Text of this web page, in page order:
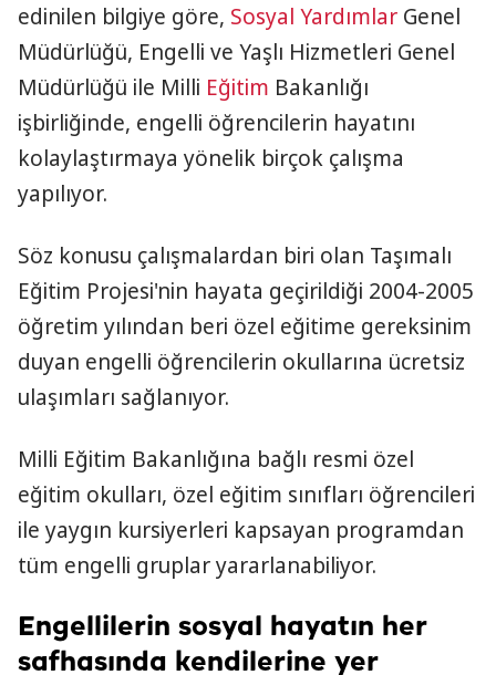
edinilen bilgiye göre, Sosyal Yardımlar Genel
Müdürlüğü, Engelli ve Yaşlı Hizmetleri Genel
Müdürlüğü ile Milli Eğitim Bakanlığı
işbirliğinde, engelli öğrencilerin hayatını
kolaylaştırmaya yönelik birçok çalışma
yapılıyor.
Söz konusu çalışmalardan biri olan Taşımalı
Eğitim Projesi'nin hayata geçirildiği 2004-2005
öğretim yılından beri özel eğitime gereksinim
duyan engelli öğrencilerin okullarına ücretsiz
ulaşımları sağlanıyor.
Milli Eğitim Bakanlığına bağlı resmi özel
eğitim okulları, özel eğitim sınıfları öğrencileri
ile yaygın kursiyerleri kapsayan programdan
tüm engelli gruplar yararlanabiliyor.
Engellilerin sosyal hayatın her
safhasında kendilerine yer